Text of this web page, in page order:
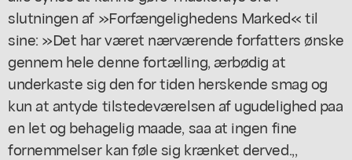
slutningen af »Forfængelighedens Marked« til
sine: »Det har været nærværende forfatters ønske
gennem hele denne fortælling, ærbødig at
underkaste sig den for tiden herskende smag og
kun at antyde tilstedeværelsen af ugudelighed paa
en let og behagelig maade, saa at ingen fine
fornemmelser kan føle sig krænket derved.,,